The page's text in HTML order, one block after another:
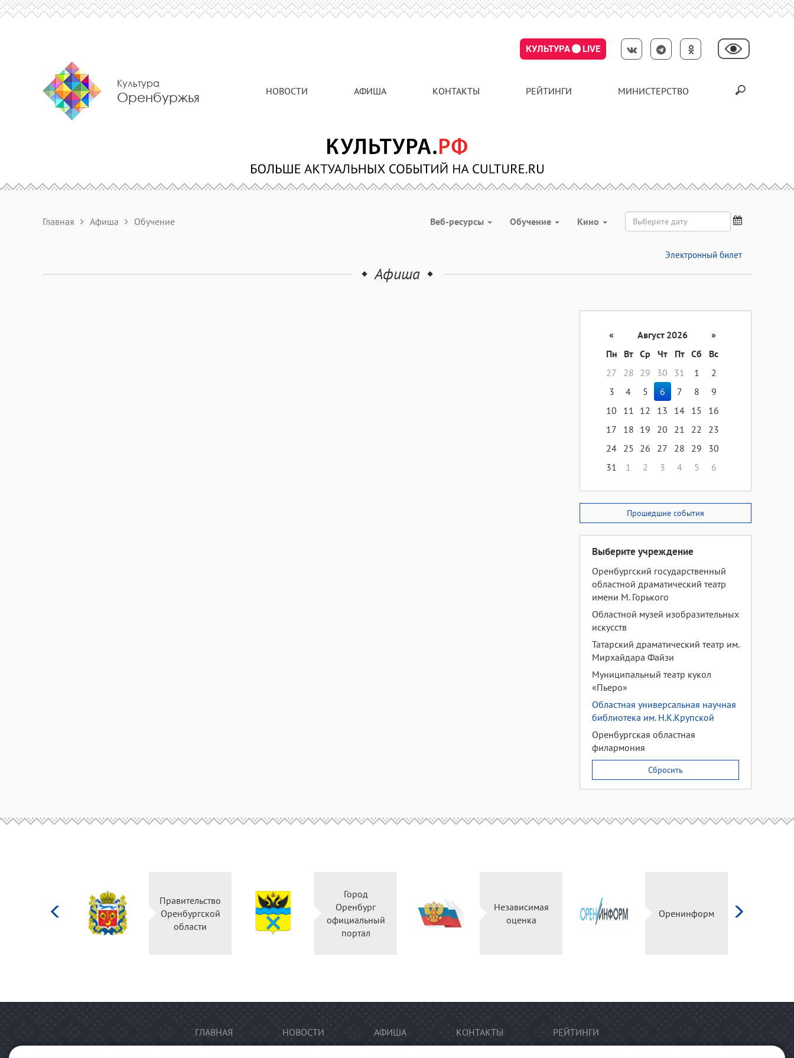
КУЛЬТУРА LIVE
Культура
Оренбуржья НОВОСТИ АФИША КОНТАКТЫ РЕЙТИНГИ МИНИСТЕРСТВО
Главная Афиша Обучение Веб-ресурсы Обучение Кино
Электронный билет
Афиша
« Август 2026
»
Пн
Вт Ср Чт Пт Сб
Вс
27
28 29 30 31 1
2
3
4 5 6 7 8
9
10
11 12 13 14 15
16
17
18 19 20 21 22
23
24 25 26 27 28 29
30
31
1 2 3 4 5 6
Прошедшие события
Выберите учреждение
Оренбургский государственный
областной драматический театр
имени М. Горького
Областной музей изобразительных
искусств
Татарский драматический театр им.
Мирхайдара Файзи
Муниципальный театр кукол
«Пьеро»
Областная универсальная научная
библиотека им. Н.К.Крупской
Оренбургская областная
филармония
Сбросить
Правительство
Оренбургской
области
Город
Оренбург
официальный
портал
Независимая
оценка
Оренинформ
ГЛАВНАЯ НОВОСТИ АФИША КОНТАКТЫ РЕЙТИНГИ